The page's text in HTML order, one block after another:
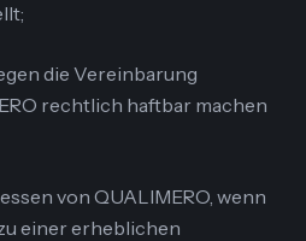
die Vereinbarung
rechtlich haftbar machen
von QUALIMERO, wenn
einer erheblichen